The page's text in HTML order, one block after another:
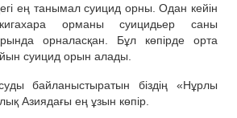
ең танымал суицид орны. Одан кейін
орманы суицидьер саны
орналасқан. Бұл көпірде орта
суицид орын алады.
байланыстыратын біздің «Нұрлы
Азиядағы ең ұзын көпір.